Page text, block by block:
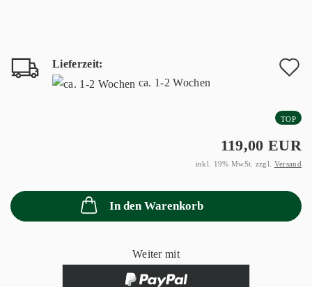
Lieferzeit:
ca. 1-2 Wochen
TOP
119,00 EUR
inkl. 19% MwSt. zzgl. Versand
In den Warenkorb
Weiter mit